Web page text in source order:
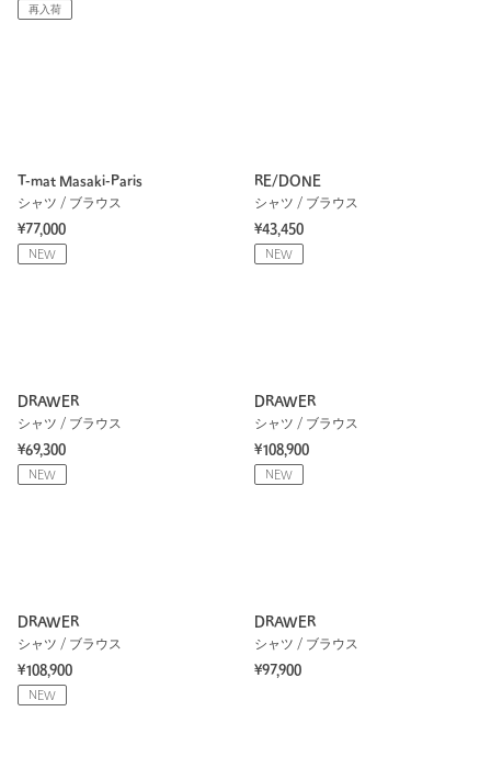
再入荷
T-mat Masaki-Paris
シャツ / ブラウス
¥77,000
NEW
RE/DONE
シャツ / ブラウス
¥43,450
NEW
DRAWER
シャツ / ブラウス
¥69,300
NEW
DRAWER
シャツ / ブラウス
¥108,900
NEW
DRAWER
シャツ / ブラウス
¥108,900
NEW
DRAWER
シャツ / ブラウス
¥97,900